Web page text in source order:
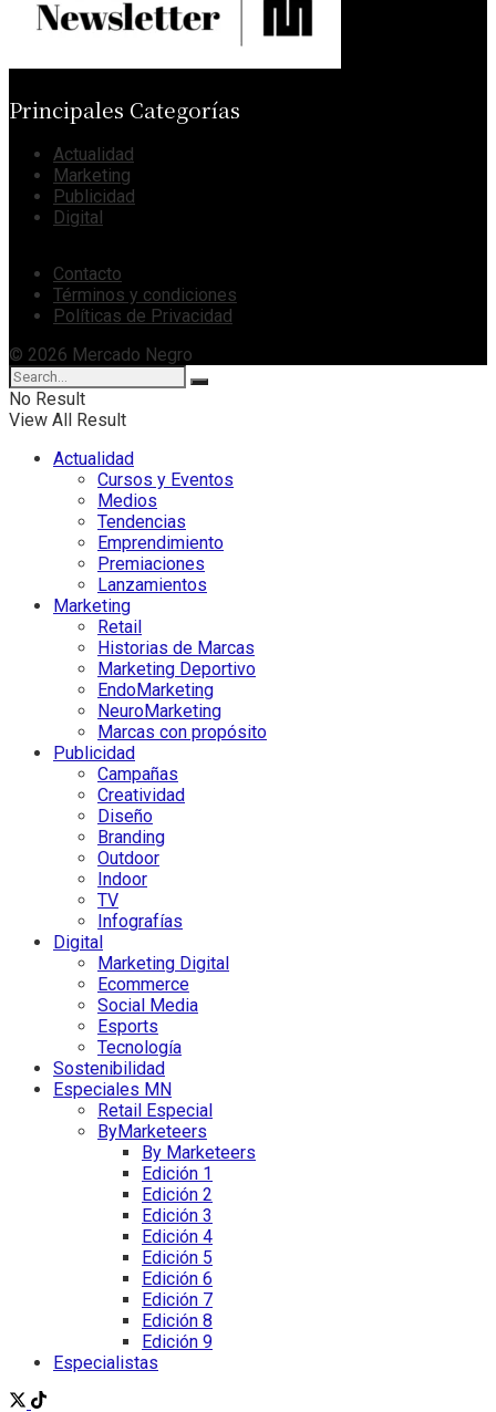
Principales Categorías
Actualidad
Marketing
Publicidad
Digital
Contacto
Términos y condiciones
Políticas de Privacidad
© 2026 Mercado Negro
No Result
View All Result
Actualidad
Cursos y Eventos
Medios
Tendencias
Emprendimiento
Premiaciones
Lanzamientos
Marketing
Retail
Historias de Marcas
Marketing Deportivo
EndoMarketing
NeuroMarketing
Marcas con propósito
Publicidad
Campañas
Creatividad
Diseño
Branding
Outdoor
Indoor
TV
Infografías
Digital
Marketing Digital
Ecommerce
Social Media
Esports
Tecnología
Sostenibilidad
Especiales MN
Retail Especial
ByMarketeers
By Marketeers
Edición 1
Edición 2
Edición 3
Edición 4
Edición 5
Edición 6
Edición 7
Edición 8
Edición 9
Especialistas